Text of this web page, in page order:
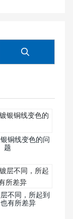
铜线变色的问
题
不同，所起到
有所差异